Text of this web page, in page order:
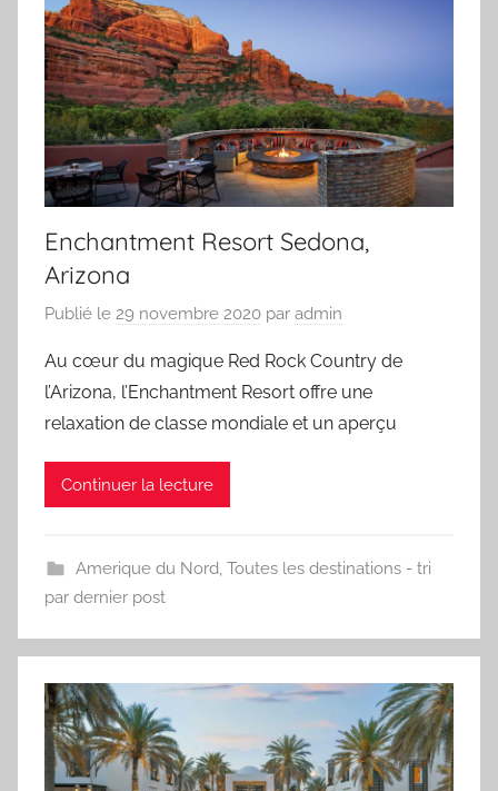
Enchantment Resort Sedona,
Arizona
Publié le 29 novembre 2020 par admin
Au cœur du magique Red Rock Country de
l’Arizona, l’Enchantment Resort offre une
relaxation de classe mondiale et un aperçu
Continuer la lecture
Amerique du Nord, Toutes les destinations - tri
par dernier post